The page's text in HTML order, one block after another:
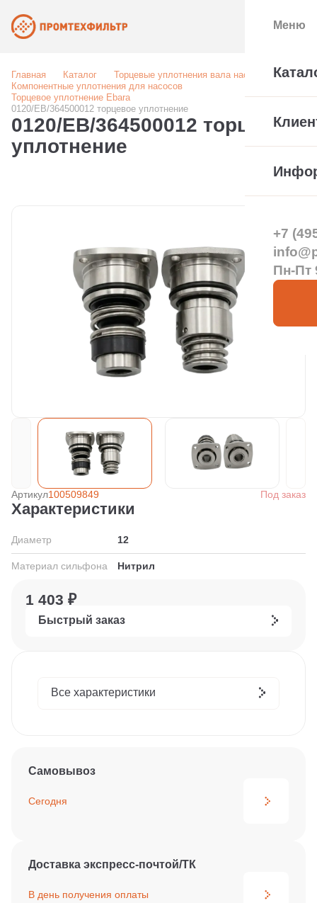
Главная Каталог
Торцевые уплотнения вала насоса
Компонентные уплотнения для насосов
Торцевое уплотнение Ebara
0120/EB/364500012 торцевое уплотнение
0120/EB/364500012 торцевое
уплотнение
Артикул100509849 Под заказ
Характеристики
Диаметр 12
Материал сильфона Нитрил
1 403 ₽
Быстрый заказ
Все характеристики
Самовывоз
Сегодня
Доставка экспресс-почтой/ТК
В день получения оплаты
Меню
+7
Пн-Пт